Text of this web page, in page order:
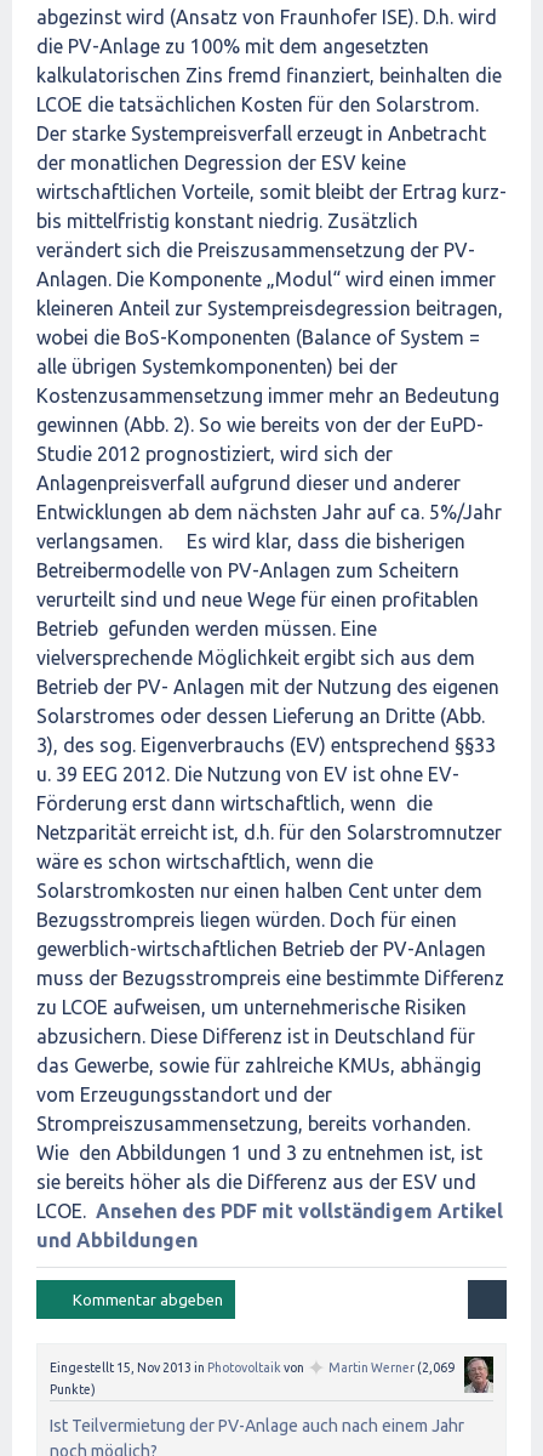
abgezinst wird (Ansatz von Fraunhofer ISE). D.h. wird
die PV-Anlage zu 100% mit dem angesetzten
kalkulatorischen Zins fremd finanziert, beinhalten die
LCOE die tatsächlichen Kosten für den Solarstrom.
Der starke Systempreisverfall erzeugt in Anbetracht
der monatlichen Degression der ESV keine
wirtschaftlichen Vorteile, somit bleibt der Ertrag kurz-
bis mittelfristig konstant niedrig. Zusätzlich
verändert sich die Preiszusammensetzung der PV-
Anlagen. Die Komponente „Modul“ wird einen immer
kleineren Anteil zur Systempreisdegression beitragen,
wobei die BoS-Komponenten (Balance of System =
alle übrigen Systemkomponenten) bei der
Kostenzusammensetzung immer mehr an Bedeutung
gewinnen (Abb. 2). So wie bereits von der der EuPD-
Studie 2012 prognostiziert, wird sich der
Anlagenpreisverfall aufgrund dieser und anderer
Entwicklungen ab dem nächsten Jahr auf ca. 5%/Jahr
verlangsamen. Es wird klar, dass die bisherigen
Betreibermodelle von PV-Anlagen zum Scheitern
verurteilt sind und neue Wege für einen profitablen
Betrieb gefunden werden müssen. Eine
vielversprechende Möglichkeit ergibt sich aus dem
Betrieb der PV- Anlagen mit der Nutzung des eigenen
Solarstromes oder dessen Lieferung an Dritte (Abb.
3), des sog. Eigenverbrauchs (EV) entsprechend §§33
u. 39 EEG 2012. Die Nutzung von EV ist ohne EV-
Förderung erst dann wirtschaftlich, wenn die
Netzparität erreicht ist, d.h. für den Solarstromnutzer
wäre es schon wirtschaftlich, wenn die
Solarstromkosten nur einen halben Cent unter dem
Bezugsstrompreis liegen würden. Doch für einen
gewerblich-wirtschaftlichen Betrieb der PV-Anlagen
muss der Bezugsstrompreis eine bestimmte Differenz
zu LCOE aufweisen, um unternehmerische Risiken
abzusichern. Diese Differenz ist in Deutschland für
das Gewerbe, sowie für zahlreiche KMUs, abhängig
vom Erzeugungsstandort und der
Strompreiszusammensetzung, bereits vorhanden.
Wie den Abbildungen 1 und 3 zu entnehmen ist, ist
sie bereits höher als die Differenz aus der ESV und
LCOE. Ansehen des PDF mit vollständigem Artikel
und Abbildungen
Eingestellt 15, Nov 2013 in Photovoltaik von ✦ Martin Werner (2,069
Punkte)
Ist Teilvermietung der PV-Anlage auch nach einem Jahr
noch möglich?